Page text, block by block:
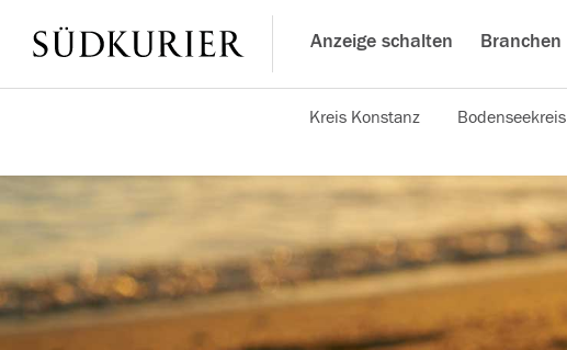
Anzeige schalten Branchen
Kreis Konstanz Bodenseekreis